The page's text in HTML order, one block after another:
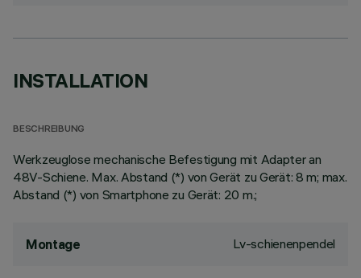
INSTALLATION
BESCHREIBUNG
Werkzeuglose mechanische Befestigung mit Adapter an
48V-Schiene. Max. Abstand (*) von Gerät zu Gerät: 8 m; max.
Abstand (*) von Smartphone zu Gerät: 20 m.;
Montage Lv-schienenpendel